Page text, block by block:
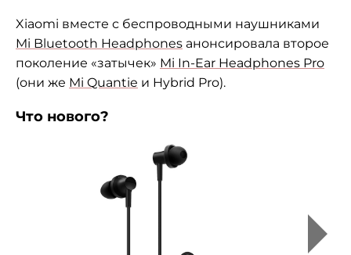
Xiaomi вместе с беспроводными наушниками
Mi Bluetooth Headphones анонсировала второе
поколение «затычек» Mi In-Ear Headphones Pro
(они же Mi Quantie и Hybrid Pro).
Что нового?